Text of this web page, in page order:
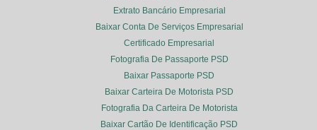
Extrato Bancário Empresarial
Baixar Conta De Serviços Empresarial
Certificado Empresarial
Fotografia De Passaporte PSD
Baixar Passaporte PSD
Baixar Carteira De Motorista PSD
Fotografia Da Carteira De Motorista
Baixar Cartão De Identificação PSD